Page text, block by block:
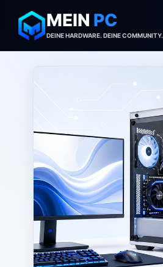
MEIN PC
DEINE HARDWARE. DEINE COMMUNITY.